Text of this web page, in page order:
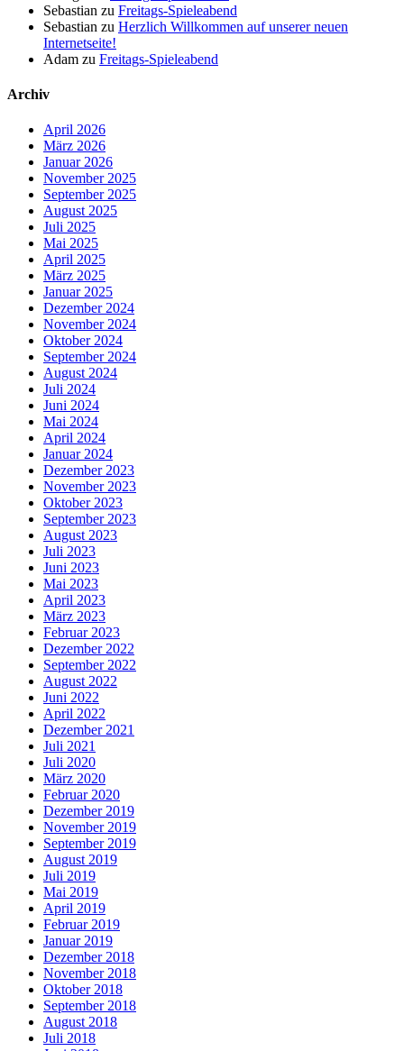
Sebastian zu Freitags-Spieleabend
Sebastian zu Herzlich Willkommen auf unserer neuen
Internetseite!
Adam zu Freitags-Spieleabend
Archiv
April 2026
März 2026
Januar 2026
November 2025
September 2025
August 2025
Juli 2025
Mai 2025
April 2025
März 2025
Januar 2025
Dezember 2024
November 2024
Oktober 2024
September 2024
August 2024
Juli 2024
Juni 2024
Mai 2024
April 2024
Januar 2024
Dezember 2023
November 2023
Oktober 2023
September 2023
August 2023
Juli 2023
Juni 2023
Mai 2023
April 2023
März 2023
Februar 2023
Dezember 2022
September 2022
August 2022
Juni 2022
April 2022
Dezember 2021
Juli 2021
Juli 2020
März 2020
Februar 2020
Dezember 2019
November 2019
September 2019
August 2019
Juli 2019
Mai 2019
April 2019
Februar 2019
Januar 2019
Dezember 2018
November 2018
Oktober 2018
September 2018
August 2018
Juli 2018